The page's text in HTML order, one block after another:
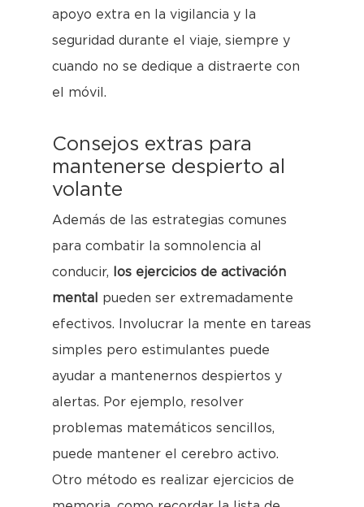
apoyo extra en la vigilancia y la
seguridad durante el viaje, siempre y
cuando no se dedique a distraerte con
el móvil.
Consejos extras para
mantenerse despierto al
volante
Además de las estrategias comunes
para combatir la somnolencia al
conducir,
los ejercicios de activación
mental
pueden ser extremadamente
efectivos. Involucrar la mente en tareas
simples pero estimulantes puede
ayudar a mantenernos despiertos y
alertas. Por ejemplo, resolver
problemas matemáticos sencillos,
puede mantener el cerebro activo.
Otro método es realizar ejercicios de